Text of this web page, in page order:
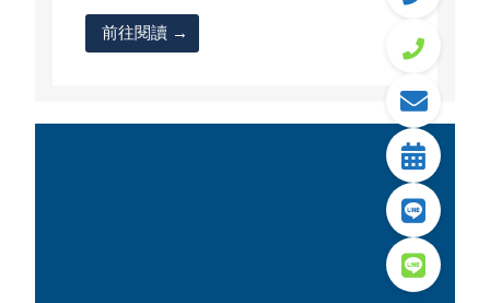
前往閱讀 →